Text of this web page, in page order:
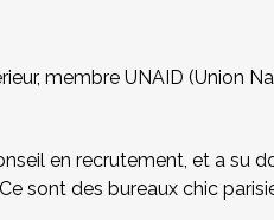
membre UNAID (Union
en recrutement, et a su
sont des bureaux chic